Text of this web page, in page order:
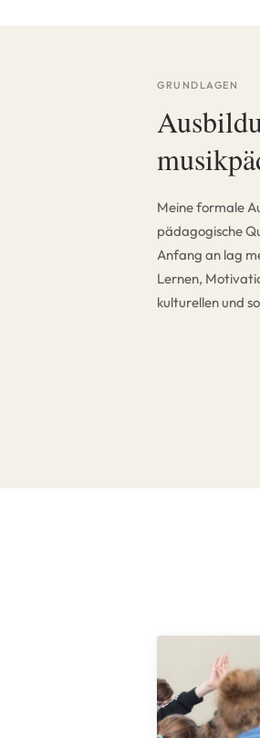
GRUNDLAGEN
Meine formale
pädagogische
Anfang an lag
Lernen,
kulturellen und